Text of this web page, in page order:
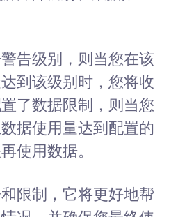
告级别，则当您在该
到该级别时，您将收
了数据限制，则当您
据使用量达到配置的
使用数据。
限制，它将更好地帮